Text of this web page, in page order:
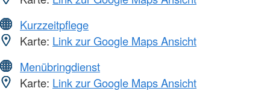
Kurzzeitpflege
Karte: Link zur Google Maps Ansicht
Menübringdienst
Karte: Link zur Google Maps Ansicht